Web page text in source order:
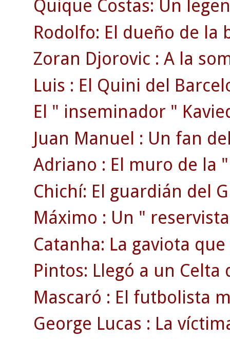
Quique Costas: Un
Rodolfo: El dueño de la
Zoran Djorovic : A la
Luis : El Quini del
El " inseminador "
Juan Manuel : Un fan
Adriano : El muro de la
Chichí: El guardián del
Máximo : Un "
Catanha: La gaviota
Pintos: Llegó a un
Mascaró : El futbolista
George Lucas : La